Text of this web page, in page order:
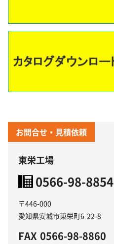
お問合せ・見積依頼
東栄工場
0566-98-8854
〒446-000
愛知県安城市東栄町6-22-8
FAX 0566-98-8860